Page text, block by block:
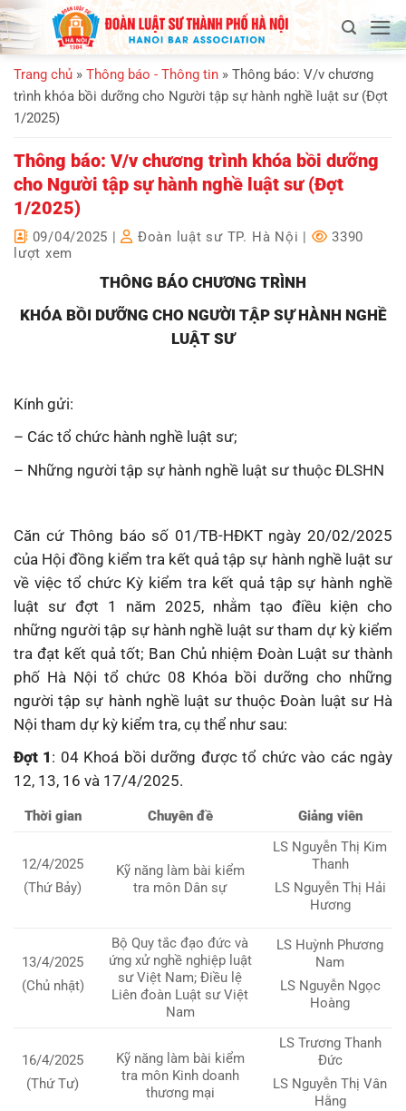
Bỏ
qua
nội
dung
Trang chủ » Thông báo - Thông tin » Thông báo: V/v chương
trình khóa bồi dưỡng cho Người tập sự hành nghề luật sư (Đợt
1/2025)
Thông báo: V/v chương trình khóa bồi dưỡng
cho Người tập sự hành nghề luật sư (Đợt
1/2025)
09/04/2025 | Đoàn luật sư TP. Hà Nội |
3390
lượt xem
THÔNG BÁO CHƯƠNG TRÌNH
KHÓA BỒI DƯỠNG CHO NGƯỜI TẬP SỰ HÀNH NGHỀ
LUẬT SƯ
Kính gửi:
– Các tổ chức hành nghề luật sư;
– Những người tập sự hành nghề luật sư thuộc ĐLSHN
Căn cứ Thông báo số 01/TB-HĐKT ngày 20/02/2025
của Hội đồng kiểm tra kết quả tập sự hành nghề luật sư
về việc tổ chức Kỳ kiểm tra kết quả tập sự hành nghề
luật sư đợt 1 năm 2025, nhằm tạo điều kiện cho
những người tập sự hành nghề luật sư tham dự kỳ kiểm
tra đạt kết quả tốt; Ban Chủ nhiệm Đoàn Luật sư thành
phố Hà Nội tổ chức 08 Khóa bồi dưỡng cho những
người tập sự hành nghề luật sư thuộc Đoàn luật sư Hà
Nội tham dự kỳ kiểm tra, cụ thể như sau:
Đợt 1 : 04 Khoá bồi dưỡng được tổ chức vào các ngày
12, 13, 16 và 17/4/2025.
Thời gian Chuyên đề Giảng viên
12/4/2025
(Thứ Bảy)
Kỹ năng làm bài kiểm
tra môn Dân sự
LS Nguyễn Thị Kim
Thanh
LS Nguyễn Thị Hải
Hương
13/4/2025
(Chủ nhật)
Bộ Quy tắc đạo đức và
ứng xử nghề nghiệp luật
sư Việt Nam; Điều lệ
Liên đoàn Luật sư Việt
Nam
LS Huỳnh Phương
Nam
LS Nguyễn Ngọc
Hoàng
16/4/2025
(Thứ Tư)
Kỹ năng làm bài kiểm
tra môn Kinh doanh
thương mại
LS Trương Thanh
Đức
LS Nguyễn Thị Vân
Hằng